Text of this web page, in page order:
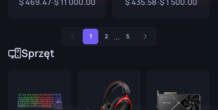
- -
1 2 ... 5
Sprzęt